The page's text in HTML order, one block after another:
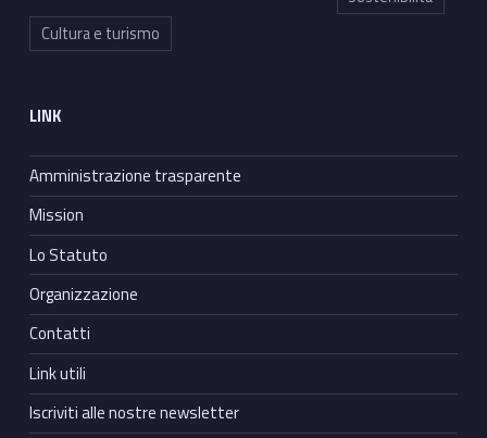
Cultura e turismo
LINK
Amministrazione trasparente
Mission
Lo Statuto
Organizzazione
Contatti
Link utili
Iscriviti alle nostre newsletter